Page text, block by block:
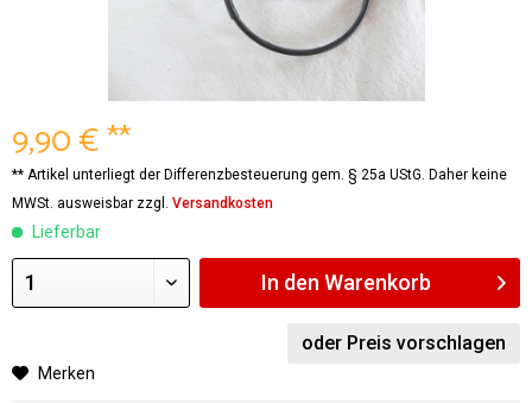
9,90 € **
** Artikel unterliegt der Differenzbesteuerung gem. § 25a UStG. Daher keine
MWSt. ausweisbar zzgl. Versandkosten
Lieferbar
In den Warenkorb
oder Preis vorschlagen
Merken